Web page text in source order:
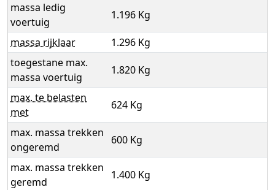
massa ledig
voertuig
1.196 Kg
massa rijklaar
1.296 Kg
toegestane max.
massa voertuig
1.820 Kg
max. te belasten
met
624 Kg
max. massa trekken
ongeremd
600 Kg
max. massa trekken
geremd
1.400 Kg